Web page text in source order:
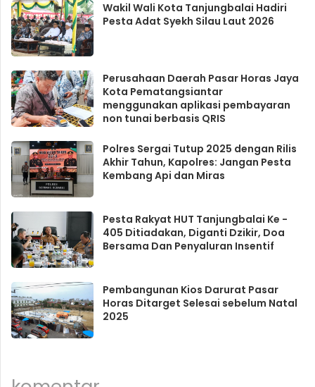
Wakil Wali Kota Tanjungbalai Hadiri
Pesta Adat Syekh Silau Laut 2026
Perusahaan Daerah Pasar Horas Jaya
Kota Pematangsiantar
menggunakan aplikasi pembayaran
non tunai berbasis QRIS
Polres Sergai Tutup 2025 dengan Rilis
Akhir Tahun, Kapolres: Jangan Pesta
Kembang Api dan Miras
Pesta Rakyat HUT Tanjungbalai Ke -
405 Ditiadakan, Diganti Dzikir, Doa
Bersama Dan Penyaluran Insentif
Pembangunan Kios Darurat Pasar
Horas Ditarget Selesai sebelum Natal
2025